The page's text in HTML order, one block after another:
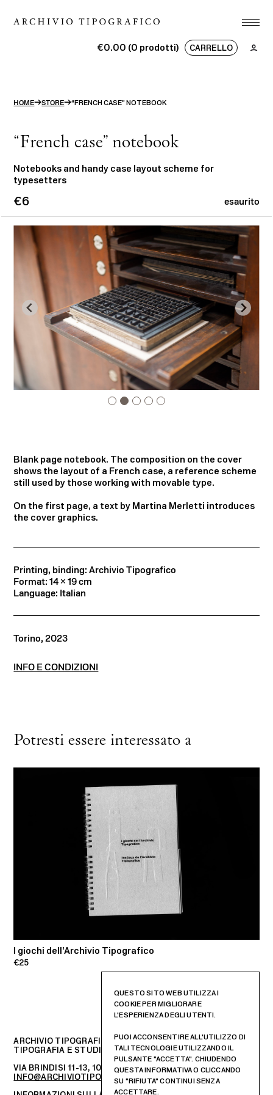
Store
Contatti
ITA
search
€0.00 (0 prodotti) CARRELLO
HOME→STORE→“FRENCH CASE” NOTEBOOK
“French case” notebook
Notebooks and handy case layout scheme for
typesetters
€6
Blank page notebook. The composition on the cover
shows the layout of a French case, a reference scheme
still used by those working with movable type.
On the first page, a text by Martina Merletti introduces
the cover graphics.
Printing, binding: Archivio Tipografico
Format: 14 × 19 cm
Language: Italian
Torino, 2023
INFO E CONDIZIONI
Potresti essere interessato a
I giochi dell’Archivio Tipografico
€25
ARCHIVIO TIPOGRAFICO
TIPOGRAFIA E STUDIO DI PROGETTAZIONE GRAFICA
VIA BRINDISI 11-13, 10152 – TORINO, ITALIA
INFO@ARCHIVIOTIPOGRAFICO.IT
QUESTO SITO WEB UTILIZZA I
COOKIE PER MIGLIORARE
L'ESPERIENZA DEGLI UTENTI.
PUOI ACCONSENTIRE ALL'UTILIZZO DI
TALI TECNOLOGIE UTILIZZANDO IL
PULSANTE "ACCETTA". CHIUDENDO
QUESTA INFORMATIVA O CLICCANDO
SU "RIFIUTA" CONTINUI SENZA
ACCETTARE.